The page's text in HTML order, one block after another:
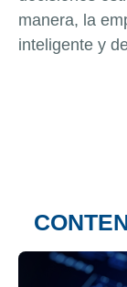
manera, la
inteligente y